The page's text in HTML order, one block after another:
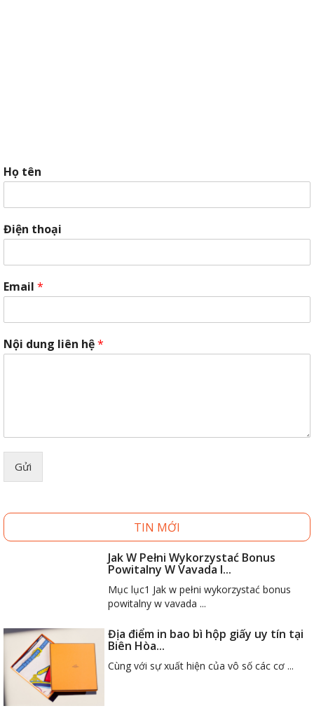
Họ tên
Điện thoại
Email *
Nội dung liên hệ*
Gửi
TIN MỚI
Jak W Pełni Wykorzystać Bonus
Powitalny W Vavada I...
Mục lục1 Jak w pełni wykorzystać bonus
powitalny w vavada ...
Địa điểm in bao bì hộp giấy uy tín tại
Biên Hòa...
Cùng với sự xuất hiện của vô số các cơ ...